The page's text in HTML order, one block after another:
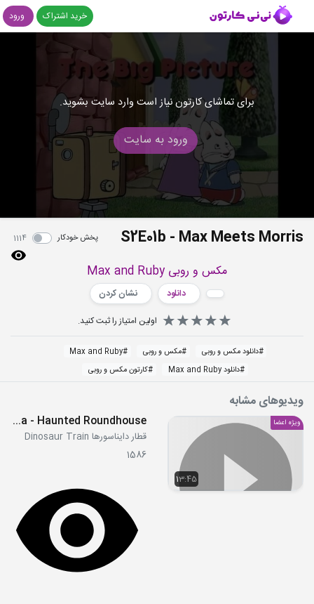
خرید اشتراک ورود
برای تماشای کارتون نیاز است وارد سایت بشوید.
ورود به سایت
S2E01b - Max Meets Morris پخش خودکار 1114
مکس و روبی Max and Ruby
دانلود
نشان کردن
اولین امتیاز را ثبت کنید.
#دانلود مکس و روبی #مکس و روبی #
Max and Ruby
#دانلود Max and Ruby #کارتون مکس و روبی
ویدیوهای مشابه
13:45
ویژه اعضا S02E03a - Haunted Roundhouse
قطار دایناسورها Dinosaur Train
1586